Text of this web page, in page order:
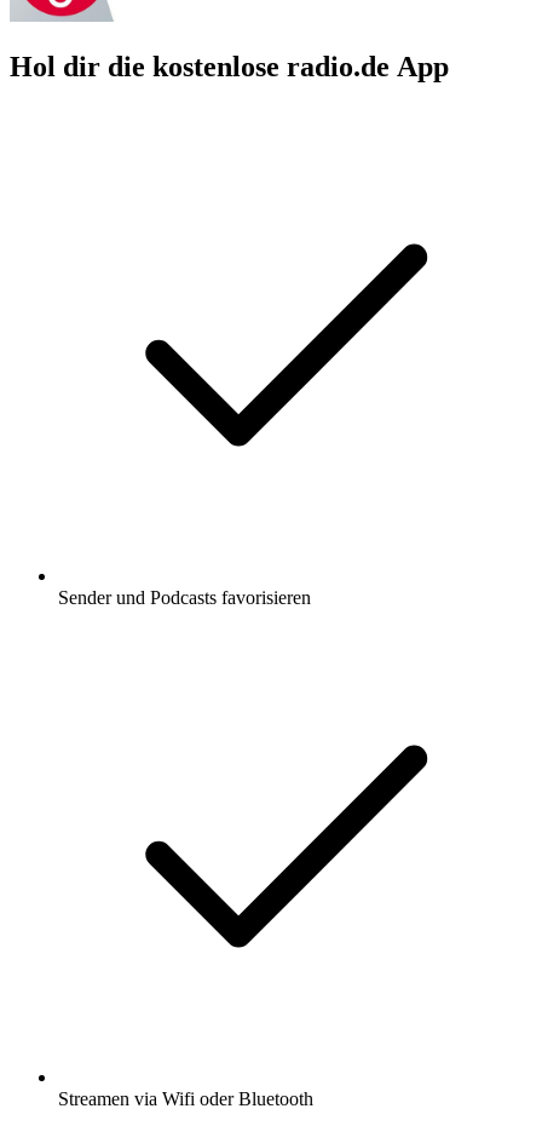
Hol dir die kostenlose radio.de App
Sender und Podcasts favorisieren
Streamen via Wifi oder Bluetooth